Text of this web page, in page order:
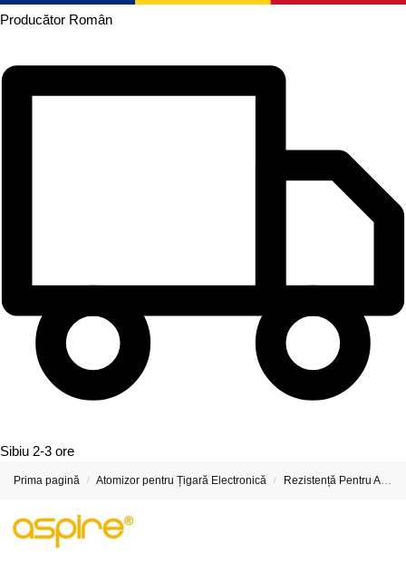
Producător Român
Sibiu 2-3 ore
Prima pagină / Atomizor pentru Țigară Electronică / Rezistență Pentru Atomizor De Țigară Electronică